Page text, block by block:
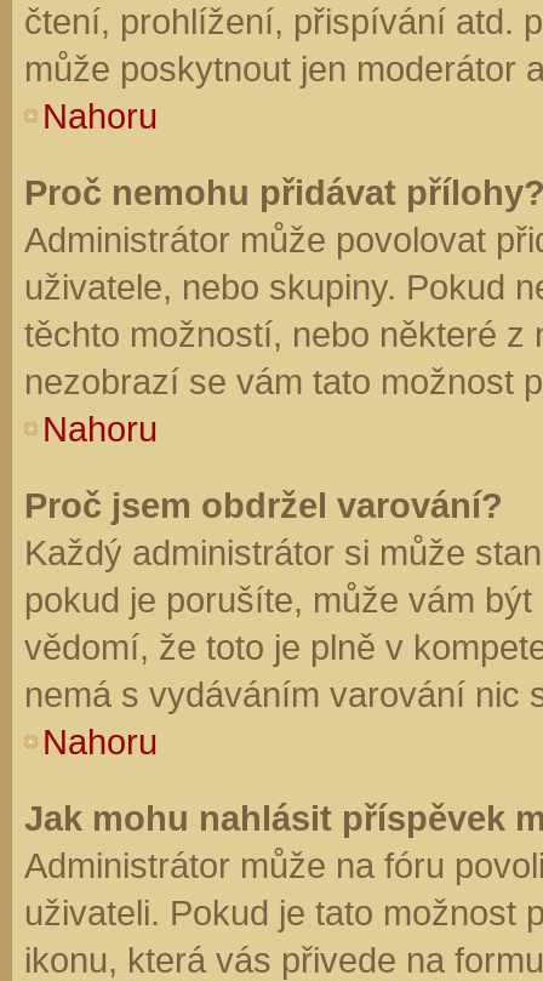
čtení, prohlížení, přispívání atd.
může poskytnout jen moderátor
Nahoru
Proč nemohu přidávat
Administrátor může povolovat
uživatele, nebo skupiny. Pokud
těchto možností, nebo některé z
nezobrazí se vám tato možnost
Nahoru
Proč jsem obdržel varování?
Každý administrátor si může
pokud je porušíte, může vám
vědomí, že toto je plně v
nemá s vydáváním varování nic
Nahoru
Jak mohu nahlásit příspěvek
Administrátor může na fóru
uživateli. Pokud je tato možnost
ikonu, která vás přivede na